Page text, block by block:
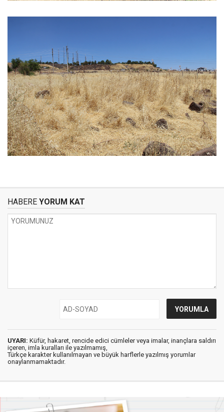
HABERE YORUM KAT
UYARI: Küfür, hakaret, rencide edici cümleler veya imalar, inançlara saldırı
içeren, imla kuralları ile yazılmamış,
Türkçe karakter kullanılmayan ve büyük harflerle yazılmış yorumlar
onaylanmamaktadır.